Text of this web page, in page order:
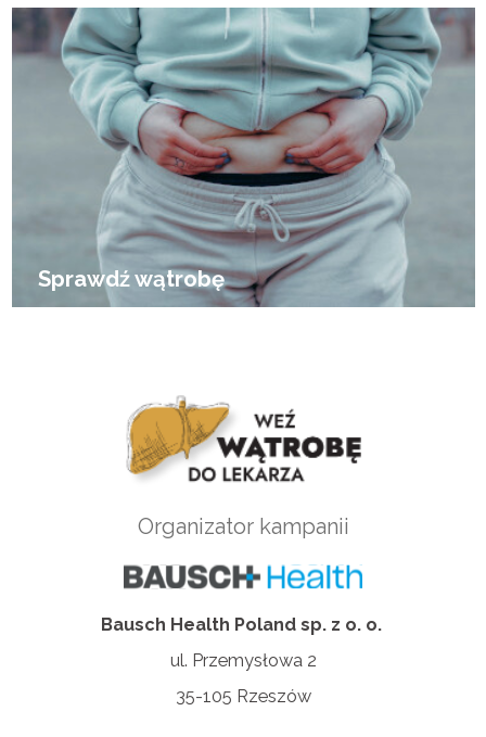
Sprawdź wątrobę
Organizator kampanii
Bausch Health Poland sp. z o. o.
ul. Przemysłowa 2
35-105 Rzeszów